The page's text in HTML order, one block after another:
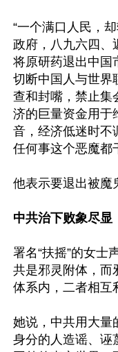
“一个满口人民，
政府，八九六四、
将原研药退出中国
切断中国人与世界
查和封嘴，禁止集
济的巨量资金用于
音，经济低迷时不
任何事这个恶魔都
他表示要退出被魔
中共治下败象尽显
署名“扶摇”的女士
共是邪灵附体，而
体系内，二者相互
她说，中共用大量
身分的人造谣、诬